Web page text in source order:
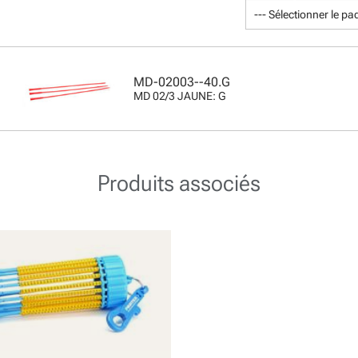
--- Sélectionner le
MD-02003--40.G
MD 02/3 JAUNE: G
Produits associés